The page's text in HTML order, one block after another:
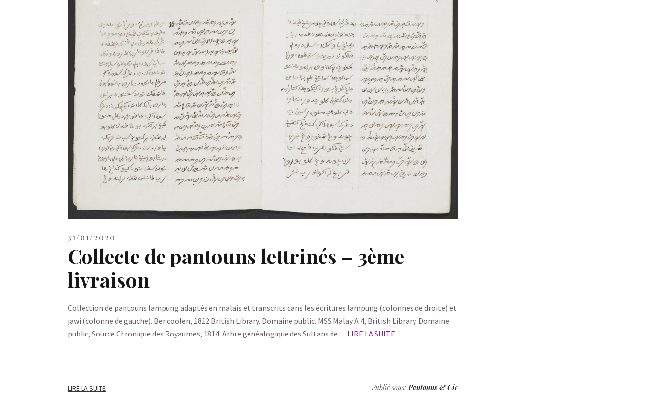
31/01/2020
Collecte de pantouns lettrinés – 3ème
livraison
Collection de pantouns lampung adaptés en malais et transcrits dans les écritures lampung (colonnes de droite) et
jawi (colonne de gauche). Bencoolen, 1812 British Library. Domaine public. MSS Malay A 4, British Library. Domaine
public, Source Chronique des Royaumes, 1814. Arbre généalogique des Sultans de… LIRE LA SUITE
LIRE LA SUITE Publié sous:Pantouns & Cie